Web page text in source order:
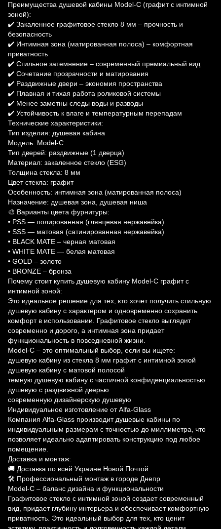
Преимущества душевой кабины Model-C (графит с интимной
зоной):
✔️ Закаленное графитовое стекло 8 мм – прочность и
безопасность
✔️ Интимная зона (матированная полоса) – комфортная
приватность
✔️ Стильное затемнение – современный премиальный вид
✔️ Сочетание прозрачности и матирования
✔️ Раздвижные двери – экономия пространства
✔️ Плавная и тихая работа роликовой системы
✔️ Менее заметны следы воды и разводы
✔️ Устойчивость к влаге и температурным перепадам
Технические характеристики:
Тип изделия: душевая кабина
Модель: Model-C
Тип дверей: раздвижные (1 дверца)
Материал: закаленное стекло (ESG)
Толщина стекла: 8 мм
Цвет стекла: графит
Особенность: интимная зона (матированная полоса)
Назначение: душевая зона, душевая ниша
🎨 Варианты цвета фурнитуры:
• PSS — полированная (глянцевая нержавейка)
• SSS — матовая (сатинированная нержавейка)
• BLACK MATE – черная матовая
• WHITE MATE — белая матовая
• GOLD – золото
• BRONZE – бронза
Почему стоит купить душевую кабину Model-C графит с
интимной зоной:
Это идеальное решение для тех, кто хочет получить стильную
душевую кабину с характером и одновременно сохранить
комфорт в использовании. Графитовое стекло выглядит
современно и дорого, а интимная зона придает
функциональность в повседневной жизни.
Model-C – это оптимальный выбор, если вы ищете:
душевую кабину из стекла 8 мм графит с интимной зоной
душевую кабину с матовой полосой
темную душевую кабину с частичной конфиденциальностью
душевую с раздвижной дверью
современную дизайнерскую душевую
Индивидуальное изготовление от Alfa-Glass
Компания Alfa-Glass производит душевые кабины по
индивидуальным размерам с точностью до миллиметра, что
позволяет идеально адаптировать конструкцию под любое
помещение.
Доставка и монтаж:
🚚 Доставка по всей Украине Новой Почтой
🛠 Профессиональный монтаж в городе Днепр
Model-C – баланс дизайна и функциональности
Графитовое стекло с интимной зоной создает современный
вид, придает глубину интерьера и обеспечивает комфортную
приватность. Это идеальный выбор для тех, кто ценит